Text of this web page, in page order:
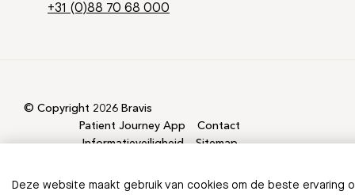
Deze website maakt gebruik van cookies om de beste ervaring
+31 (0)88 70 68 000
© Copyright 2026 Bravis
Patient Journey App
Contact
Informatieveiligheid
Sitemap